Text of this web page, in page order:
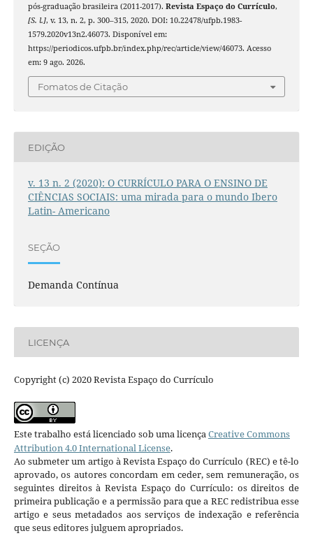
pós-graduação brasileira (2011-2017). Revista Espaço do Currículo,
[S. l.], v. 13, n. 2, p. 300–315, 2020. DOI: 10.22478/ufpb.1983-
1579.2020v13n2.46073. Disponível em:
https://periodicos.ufpb.br/index.php/rec/article/view/46073. Acesso
em: 9 ago. 2026.
Fomatos de Citação
EDIÇÃO
v. 13 n. 2 (2020): O CURRÍCULO PARA O ENSINO DE
CIÊNCIAS SOCIAIS: uma mirada para o mundo Ibero
Latin- Americano
SEÇÃO
Demanda Contínua
LICENÇA
Copyright (c) 2020 Revista Espaço do Currículo
Este trabalho está licenciado sob uma licençaCreative Commons
Attribution 4.0 International License.
Ao submeter um artigo à Revista Espaço do Currículo (REC) e tê-lo
aprovado, os autores concordam em ceder, sem remuneração, os
seguintes direitos à Revista Espaço do Currículo: os direitos de
primeira publicação e a permissão para que a REC redistribua esse
artigo e seus metadados aos serviços de indexação e referência
que seus editores julguem apropriados.